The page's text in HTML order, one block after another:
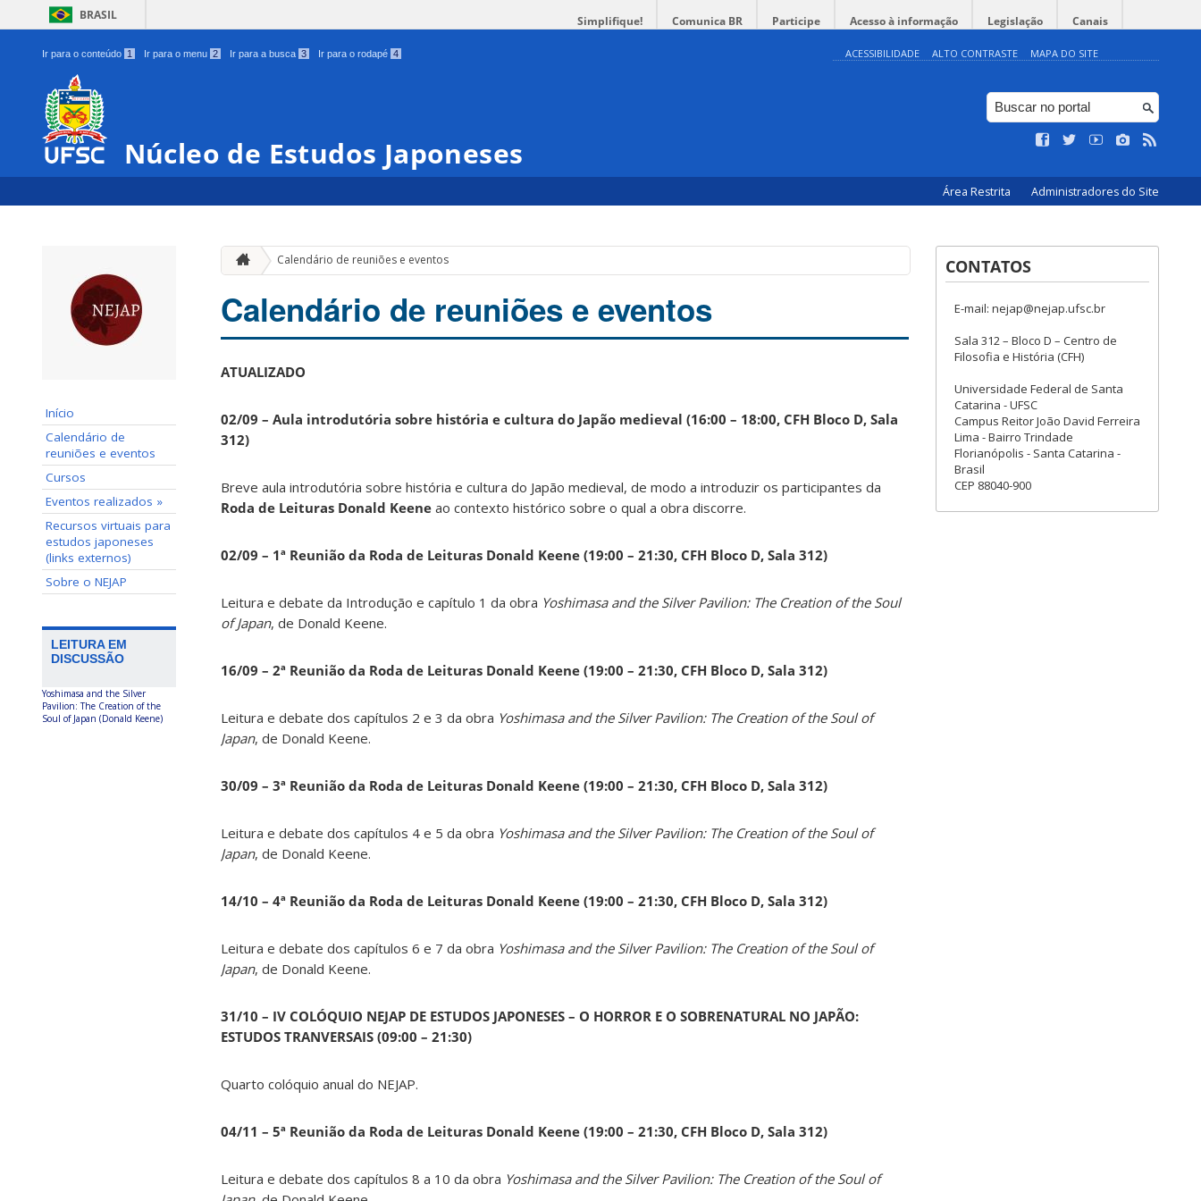
BRASIL Simplifique! Comunica BR Participe Acesso à informação Legislação Canais
Ir para o conteúdo 1 Ir para o menu 2 Ir para a busca 3 Ir para o rodapé 4 ACESSIBILIDADE ALTO CONTRASTE MAPA DO SITE
Núcleo de Estudos Japoneses
Área Restrita Administradores do Site
Início
Calendário de
reuniões e eventos
Cursos
Eventos realizados »
Recursos virtuais para
estudos japoneses
(links externos)
Sobre o NEJAP
LEITURA EM
DISCUSSÃO
Yoshimasa and the Silver
Pavilion: The Creation of the
Soul of Japan (Donald Keene)
Calendário de reuniões e eventos
Calendário de reuniões e eventos
ATUALIZADO
02/09 – Aula introdutória sobre história e cultura do Japão medieval (16:00 – 18:00, CFH Bloco D, Sala
312)
Breve aula introdutória sobre história e cultura do Japão medieval, de modo a introduzir os participantes da
Roda de Leituras Donald Keene ao contexto histórico sobre o qual a obra discorre.
02/09 – 1ª Reunião da Roda de Leituras Donald Keene (19:00 – 21:30, CFH Bloco D, Sala 312)
Leitura e debate da Introdução e capítulo 1 da obra Yoshimasa and the Silver Pavilion: The Creation of the Soul
of Japan, de Donald Keene.
16/09 – 2ª Reunião da Roda de Leituras Donald Keene (19:00 – 21:30, CFH Bloco D, Sala 312)
Leitura e debate dos capítulos 2 e 3 da obra Yoshimasa and the Silver Pavilion: The Creation of the Soul of
Japan, de Donald Keene.
30/09 – 3ª Reunião da Roda de Leituras Donald Keene (19:00 – 21:30, CFH Bloco D, Sala 312)
Leitura e debate dos capítulos 4 e 5 da obra Yoshimasa and the Silver Pavilion: The Creation of the Soul of
Japan, de Donald Keene.
14/10 – 4ª Reunião da Roda de Leituras Donald Keene (19:00 – 21:30, CFH Bloco D, Sala 312)
Leitura e debate dos capítulos 6 e 7 da obra Yoshimasa and the Silver Pavilion: The Creation of the Soul of
Japan, de Donald Keene.
31/10 – IV COLÓQUIO NEJAP DE ESTUDOS JAPONESES – O HORROR E O SOBRENATURAL NO JAPÃO:
ESTUDOS TRANVERSAIS (09:00 – 21:30)
Quarto colóquio anual do NEJAP.
04/11 – 5ª Reunião da Roda de Leituras Donald Keene (19:00 – 21:30, CFH Bloco D, Sala 312)
Leitura e debate dos capítulos 8 a 10 da obra Yoshimasa and the Silver Pavilion: The Creation of the Soul of
CONTATOS
E-mail: nejap@nejap.ufsc.br
Sala 312 – Bloco D – Centro de
Filosofia e História (CFH)
Universidade Federal de Santa
Catarina - UFSC
Campus Reitor João David Ferreira
Lima - Bairro Trindade
Florianópolis - Santa Catarina -
Brasil
CEP 88040-900